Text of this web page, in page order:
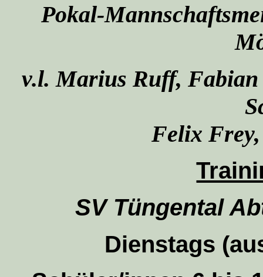
Pokal-
v.l. Marius Ruff,
Felix
SV Tüngental
Dienstags